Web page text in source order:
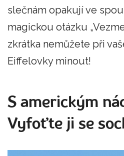
slečnám opakují ve
magickou otázku
zkrátka nemůžete při
Eiffelovky minout!
S americkým
Vyfoťte ji se